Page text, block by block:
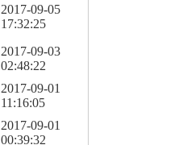
2017-09-05
17:32:25
2017-09-03
02:48:22
2017-09-01
11:16:05
2017-09-01
00:39:32